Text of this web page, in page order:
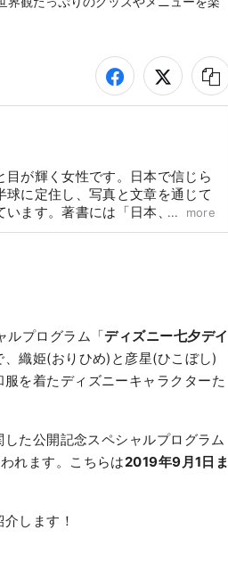
が輝く女性です。日本で信じら
に定住し、写真と文章を通じて
ます。著書には「日本、ゆっく
の風景と日常、2190X四季の風
more
ルプログラム「ディズニー七夕デイ
織姫(おりひめ)と彦星(ひこぼし)
を着たディズニーキャラクターた
た公開記念スペシャルプログラム
れます。こちらは2019年9月1日ま
します！